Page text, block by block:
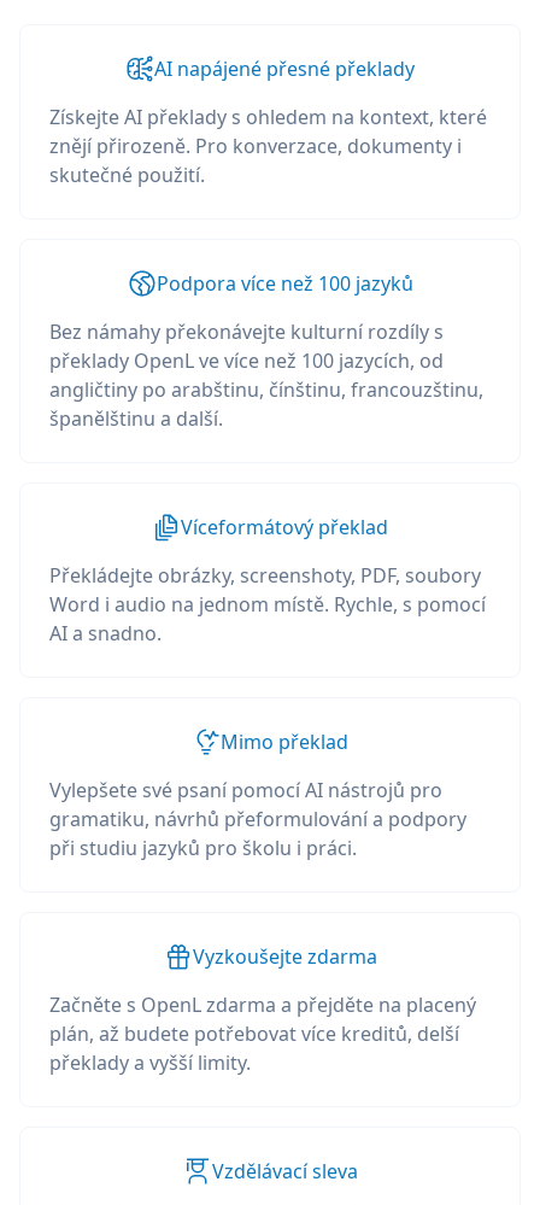
AI napájené přesné překlady
Získejte AI překlady s ohledem na kontext, které
znějí přirozeně. Pro konverzace, dokumenty i
skutečné použití.
Podpora více než 100 jazyků
Bez námahy překonávejte kulturní rozdíly s
překlady OpenL ve více než 100 jazycích, od
angličtiny po arabštinu, čínštinu, francouzštinu,
španělštinu a další.
Víceformátový překlad
Překládejte obrázky, screenshoty, PDF, soubory
Word i audio na jednom místě. Rychle, s pomocí
AI a snadno.
Mimo překlad
Vylepšete své psaní pomocí AI nástrojů pro
gramatiku, návrhů přeformulování a podpory
při studiu jazyků pro školu i práci.
Vyzkoušejte zdarma
Začněte s OpenL zdarma a přejděte na placený
plán, až budete potřebovat více kreditů, delší
překlady a vyšší limity.
Vzdělávací sleva